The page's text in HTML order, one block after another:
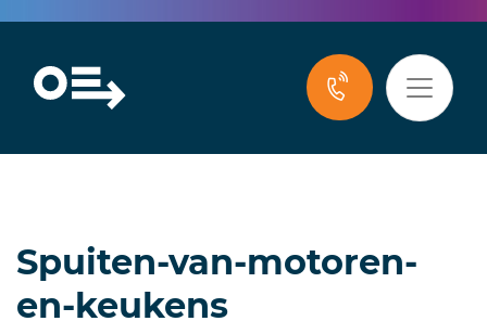
Spuiten-van-motoren-
en-keukens